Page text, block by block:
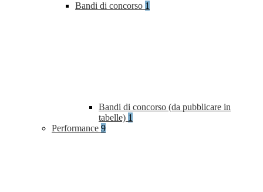
Bandi di concorso 1
Bandi di concorso (da pubblicare in
tabelle) 1
Performance 9